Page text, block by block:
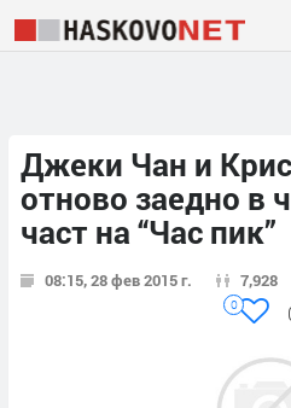
Джeки Чан и
отново заедно в
част на “Час пик”
08:15, 28 фев 2015 г. 7,928
0